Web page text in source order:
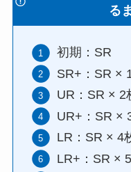
る
初期：SR
SR+：SR ×
UR：SR × 2
UR+：SR ×
LR：SR × 4
LR+：SR ×